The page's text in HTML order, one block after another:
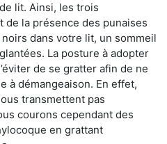
lit. Ainsi, les trois
la présence des punaises
dans votre lit, un sommeil
La posture à adopter
de se gratter afin de ne
à démangeaison. En effet,
transmettent pas
courons cependant des
en grattant